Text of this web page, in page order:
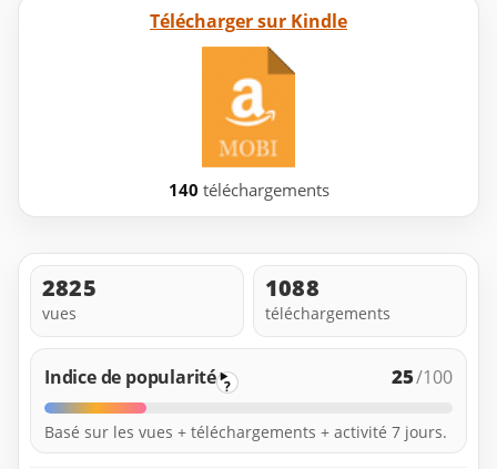
Télécharger sur Kindle
140 téléchargements
2825
vues
1088
téléchargements
Indice de popularité ? 25/100
Basé sur les vues + téléchargements + activité 7 jours.